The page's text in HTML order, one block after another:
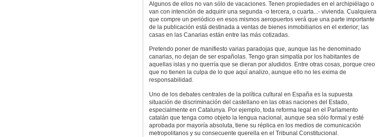
Algunos de ellos no van sólo de vacaciones. Tenen propiedades en el archipiélago o
van con intención de adquirir una segunda -o tercera, o cuarta...- vivienda. Cualquiera
que compre un periódico en esos mismos aeropuertos verá que una parte importante
de la publicación está destinada a ventas de bienes inmobiliarios en el exterior; las
casas en las Canarias están entre las más cotizadas.
Pretendo poner de manifiesto varias paradojas que, aunque las he denominado
canarias, no dejan de ser españolas. Tengo gran simpatía por los habitantes de
aquellas islas y no querría que se dieran por aludidos. Entre otras cosas, porque creo
que no tienen la culpa de lo que aquí analizo, aunque ello no les exima de
responsabilidad.
Uno de los debates centrales de la política cultural en España es la supuesta
situación de discriminación del castellano en las otras naciones del Estado,
especialmente en Catalunya. Por ejemplo, toda reforma legal en el Parlamento
catalán que tenga como objeto la lengua nacional, aunque sea sólo formal y esté
aprobada por mayoría absoluta, tiene su réplica en los medios de comunicación
metropolitanos y su consecuente querella en el Tribunal Constitucional.